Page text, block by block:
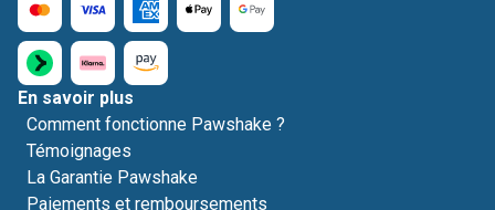
En savoir plus
Comment fonctionne Pawshake ?
Témoignages
La Garantie Pawshake
Paiements et remboursements